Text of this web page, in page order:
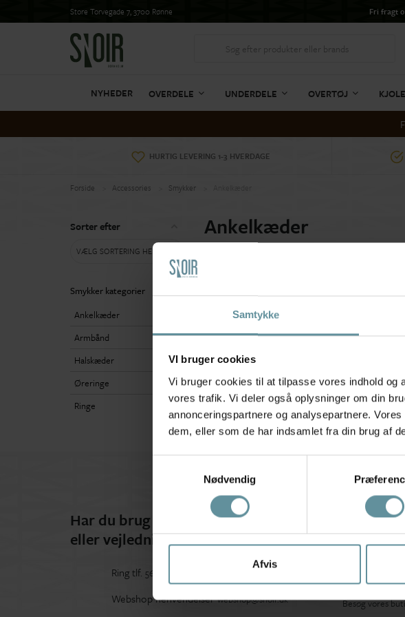
Samtykke
VI bruger cookies
Vi bruger cookies til at tilpasse vores indhold og
vores trafik. Vi deler også oplysninger om din
annonceringspartnere og analysepartnere.
dem, eller som de har indsamlet fra din brug af
Nødvendig
Afvis
Store Torvegade 7, 3700 Rønne Fri fragt
NYHEDER OVERDELE UNDERDELE OVERTØJ
HURTIG LEVERING 1-3 HVERDAGE
Forside Accessories Smykker
Sorter efter
VÆLG SORTERING HER
Smykker kategorier
Ankelkæder
Armbånd
Halskæder
Øreringe
Ringe
Ankelkæder
Har du brug for hjælp
eller vejledning?
Tilmeld
Ring tlf. 56 91 00 90
Webshop henvendelserwebshop@snoir.dk
Om sNoir
Besøg vores